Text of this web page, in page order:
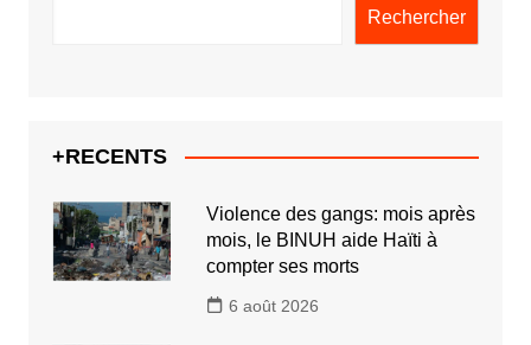
Rechercher
+RECENTS
Violence des gangs: mois après
mois, le BINUH aide Haïti à
compter ses morts
6 août 2026